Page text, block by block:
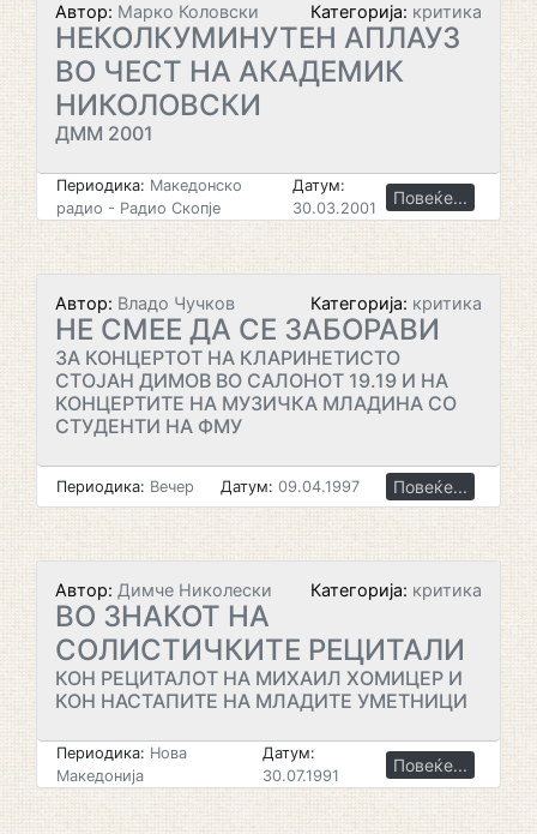
Автор: Марко Коловски Категорија: критика
НЕКОЛКУМИНУТЕН АПЛАУЗ
ВО ЧЕСТ НА АКАДЕМИК
НИКОЛОВСКИ
ДММ 2001
Периодика: Македонско
радио - Радио Скопје
Датум:
30.03.2001
Повеќе...
Автор: Владо Чучков Категорија: критика
НЕ СМЕЕ ДА СЕ ЗАБОРАВИ
ЗА КОНЦЕРТОТ НА КЛАРИНЕТИСТО
СТОЈАН ДИМОВ ВО САЛОНОТ 19.19 И НА
КОНЦЕРТИТЕ НА МУЗИЧКА МЛАДИНА СО
СТУДЕНТИ НА ФМУ
Периодика: Вечер Датум: 09.04.1997 Повеќе...
Автор: Димче Николески Категорија: критика
ВО ЗНАКОТ НА
СОЛИСТИЧКИТЕ РЕЦИТАЛИ
КОН РЕЦИТАЛОТ НА МИХАИЛ ХОМИЦЕР И
КОН НАСТАПИТЕ НА МЛАДИТЕ УМЕТНИЦИ
Периодика: Нова
Македонија
Датум:
30.07.1991
Повеќе...